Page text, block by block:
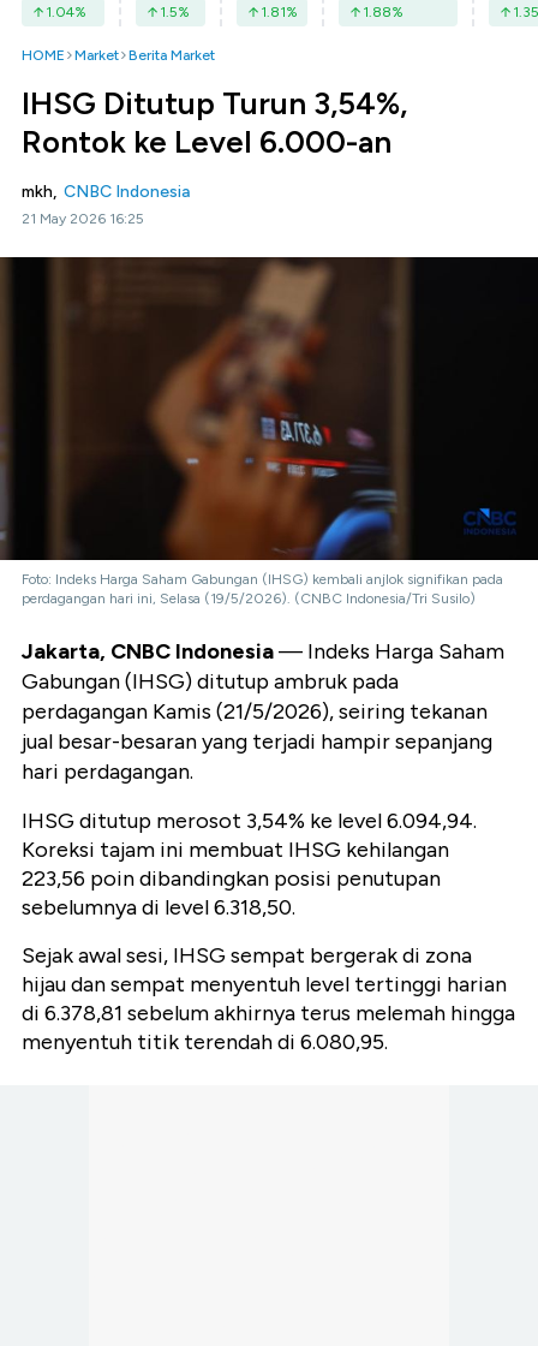
1.04% 1.5% 1.81% 1.88% 1.35
HOME Market Berita Market
IHSG Ditutup Turun 3,54%,
Rontok ke Level 6.000-an
mkh, CNBC Indonesia
21 May 2026 16:25
Foto: Indeks Harga Saham Gabungan (IHSG) kembali anjlok signifikan pada
perdagangan hari ini, Selasa (19/5/2026). (CNBC Indonesia/Tri Susilo)
Jakarta, CNBC Indonesia— Indeks Harga Saham
Gabungan (IHSG) ditutup ambruk pada
perdagangan Kamis (21/5/2026), seiring tekanan
jual besar-besaran yang terjadi hampir sepanjang
hari perdagangan.
IHSG ditutup merosot 3,54% ke level 6.094,94.
Koreksi tajam ini membuat IHSG kehilangan
223,56 poin dibandingkan posisi penutupan
sebelumnya di level 6.318,50.
Sejak awal sesi, IHSG sempat bergerak di zona
hijau dan sempat menyentuh level tertinggi harian
di 6.378,81 sebelum akhirnya terus melemah hingga
menyentuh titik terendah di 6.080,95.